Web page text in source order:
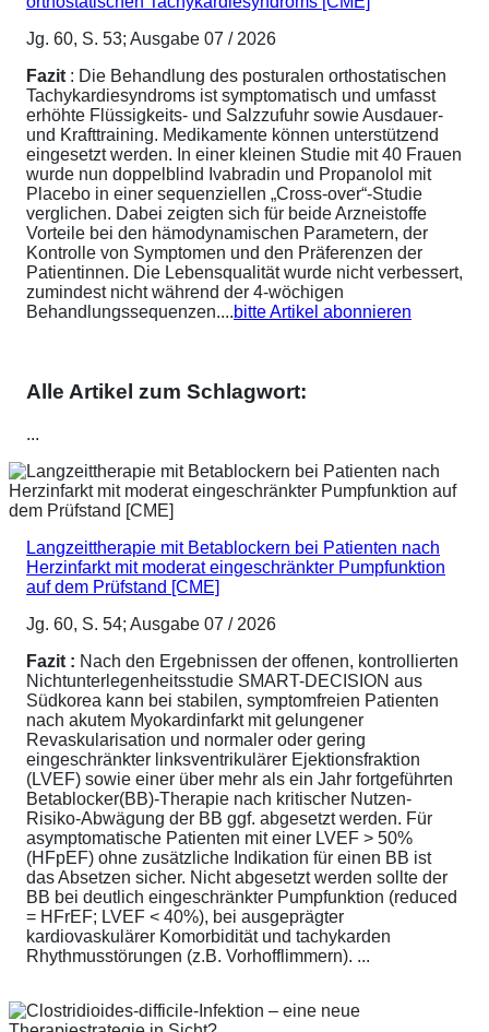
Jg. 60, S. 53; Ausgabe 07 / 2026
Fazit : Die Behandlung des posturalen orthostatischen
Tachykardiesyndroms ist symptomatisch und umfasst
erhöhte Flüssigkeits- und Salzzufuhr sowie Ausdauer-
und Krafttraining. Medikamente können unterstützend
eingesetzt werden. In einer kleinen Studie mit 40 Frauen
wurde nun doppelblind Ivabradin und Propanolol mit
Placebo in einer sequenziellen „Cross-over“-Studie
verglichen. Dabei zeigten sich für beide Arzneistoffe
Vorteile bei den hämodynamischen Parametern, der
Kontrolle von Symptomen und den Präferenzen der
Patientinnen. Die Lebensqualität wurde nicht verbessert,
zumindest nicht während der 4-wöchigen
Behandlungssequenzen....bitte Artikel abonnieren
Alle Artikel zum Schlagwort:
...
Langzeittherapie mit Betablockern bei Patienten nach
Herzinfarkt mit moderat eingeschränkter Pumpfunktion
auf dem Prüfstand [CME]
Jg. 60, S. 54; Ausgabe 07 / 2026
Fazit : Nach den Ergebnissen der offenen, kontrollierten
Nichtunterlegenheitsstudie SMART-DECISION aus
Südkorea kann bei stabilen, symptomfreien Patienten
nach akutem Myokardinfarkt mit gelungener
Revaskularisation und normaler oder gering
eingeschränkter linksventrikulärer Ejektionsfraktion
(LVEF) sowie einer über mehr als ein Jahr fortgeführten
Betablocker(BB)-Therapie nach kritischer Nutzen-
Risiko-Abwägung der BB ggf. abgesetzt werden. Für
asymptomatische Patienten mit einer LVEF > 50%
(HFpEF) ohne zusätzliche Indikation für einen BB ist
das Absetzen sicher. Nicht abgesetzt werden sollte der
BB bei deutlich eingeschränkter Pumpfunktion (reduced
= HFrEF; LVEF < 40%), bei ausgeprägter
kardiovaskulärer Komorbidität und tachykarden
Rhythmusstörungen (z.B. Vorhofflimmern). ...